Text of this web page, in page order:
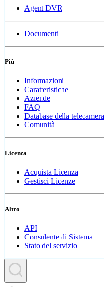
Agent DVR
Documenti
Più
Informazioni
Caratteristiche
Aziende
FAQ
Database della telecamera
Comunità
Licenza
Acquista Licenza
Gestisci Licenze
Altro
API
Consulente di Sistema
Stato del servizio